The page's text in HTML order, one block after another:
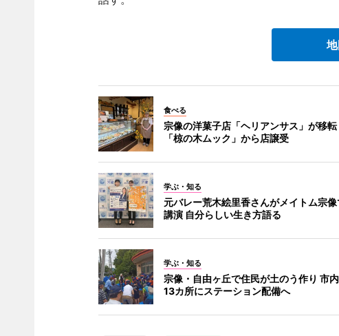
食べる
宗像の洋菓子店「ヘリアンサス」が移転
「椋の木ムック」から店譲受
学ぶ・知る
元バレー荒木絵里香さんがメイトム宗像
講演 自分らしい生き方語る
学ぶ・知る
宗像・自由ヶ丘で住民が土のう作り 市内
13カ所にステーション配備へ